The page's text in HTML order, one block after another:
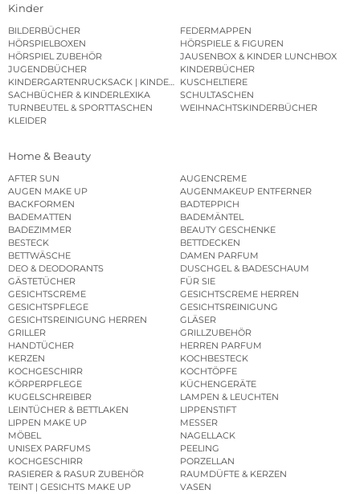
Kinder
BILDERBÜCHER
FEDERMAPPEN
HÖRSPIELBOXEN
HÖRSPIELE & FIGUREN
HÖRSPIEL ZUBEHÖR
JAUSENBOX & KINDER LUNCHBOX
JUGENDBÜCHER
KINDERBÜCHER
KINDERGARTENRUCKSACK | KINDERGARTENBEUTEL
KUSCHELTIERE
SACHBÜCHER & KINDERLEXIKA
SCHULTASCHEN
TURNBEUTEL & SPORTTASCHEN
WEIHNACHTSKINDERBÜCHER
KLEIDER
Home & Beauty
AFTER SUN
AUGENCREME
AUGEN MAKE UP
AUGENMAKEUP ENTFERNER
BACKFORMEN
BADTEPPICH
BADEMATTEN
BADEMÄNTEL
BADEZIMMER
BEAUTY GESCHENKE
BESTECK
BETTDECKEN
BETTWÄSCHE
DAMEN PARFUM
DEO & DEODORANTS
DUSCHGEL & BADESCHAUM
GÄSTETÜCHER
FÜR SIE
GESICHTSCREME
GESICHTSCREME HERREN
GESICHTSPFLEGE
GESICHTSREINIGUNG
GESICHTSREINIGUNG HERREN
GLÄSER
GRILLER
GRILLZUBEHÖR
HANDTÜCHER
HERREN PARFUM
KERZEN
KOCHBESTECK
KOCHGESCHIRR
KOCHTÖPFE
KÖRPERPFLEGE
KÜCHENGERÄTE
KUGELSCHREIBER
LAMPEN & LEUCHTEN
LEINTÜCHER & BETTLAKEN
LIPPENSTIFT
LIPPEN MAKE UP
MESSER
MÖBEL
NAGELLACK
UNISEX PARFUMS
PEELING
KOCHGESCHIRR
PORZELLAN
RASIERER & RASUR ZUBEHÖR
RAUMDÜFTE & KERZEN
TEINT | GESICHTS MAKE UP
VASEN